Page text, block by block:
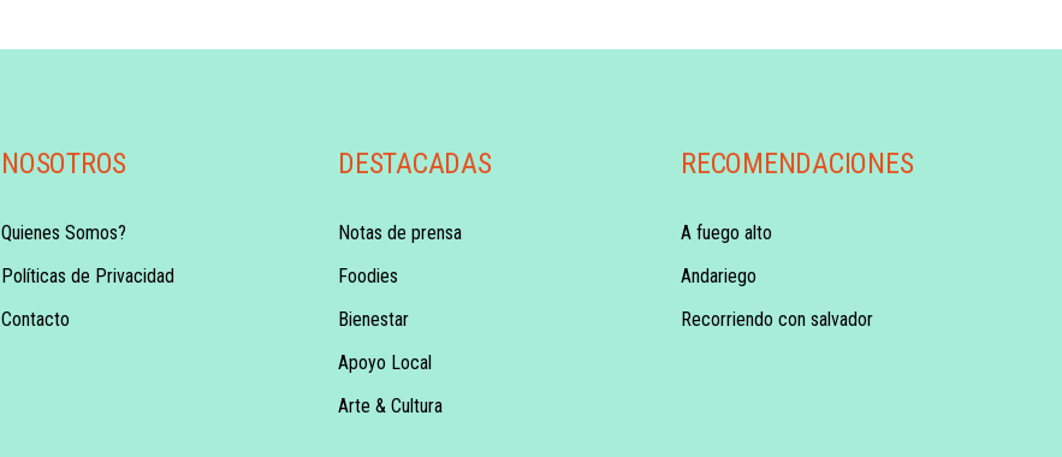
NOSOTROS
Quienes Somos?
Políticas de Privacidad
Contacto
DESTACADAS
Notas de prensa
Foodies
Bienestar
Apoyo Local
Arte & Cultura
RECOMENDACIONES
A fuego alto
Andariego
Recorriendo con salvador